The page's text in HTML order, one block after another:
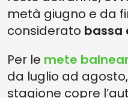
metà giugno e da
considerato bassa
Per le mete
da luglio ad
stagione copre